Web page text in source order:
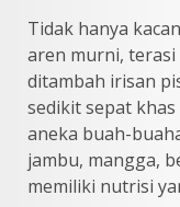
Tidak hanya
aren murni, terasi
ditambah irisan
sedikit sepat
aneka buah-
jambu, mangga,
memiliki nutrisi